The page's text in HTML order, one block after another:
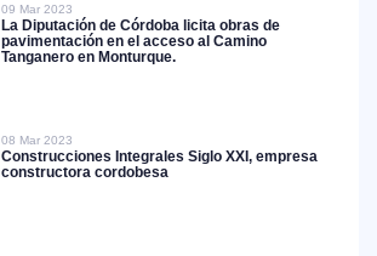
09 Mar 2023
La Diputación de Córdoba licita obras de
pavimentación en el acceso al Camino
Tanganero en Monturque.
08 Mar 2023
Construcciones Integrales Siglo XXI, empresa
constructora cordobesa